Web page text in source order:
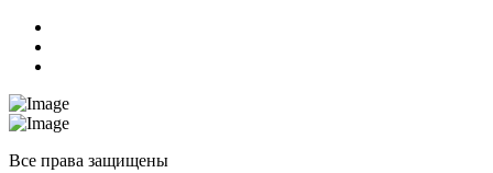
Все права защищены